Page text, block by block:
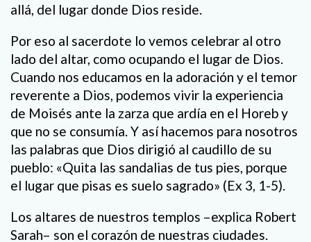
allá, del lugar donde Dios reside.
Por eso al sacerdote lo vemos celebrar al otro
lado del altar, como ocupando el lugar de Dios.
Cuando nos educamos en la adoración y el temor
reverente a Dios, podemos vivir la experiencia
de Moisés ante la zarza que ardía en el Horeb y
que no se consumía. Y así hacemos para nosotros
las palabras que Dios dirigió al caudillo de su
pueblo: «Quita las sandalias de tus pies, porque
el lugar que pisas es suelo sagrado» (Ex 3, 1-5).
Los altares de nuestros templos –explica Robert
Sarah– son el corazón de nuestras ciudades.